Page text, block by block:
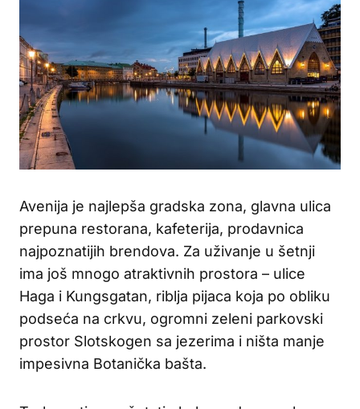
Avenija je najlepša gradska zona, glavna ulica
prepuna restorana, kafeterija, prodavnica
najpoznatijih brendova. Za uživanje u šetnji
ima još mnogo atraktivnih prostora – ulice
Haga i Kungsgatan, riblja pijaca koja po obliku
podseća na crkvu, ogromni zeleni parkovski
prostor Slotskogen sa jezerima i ništa manje
impesivna Botanička bašta.